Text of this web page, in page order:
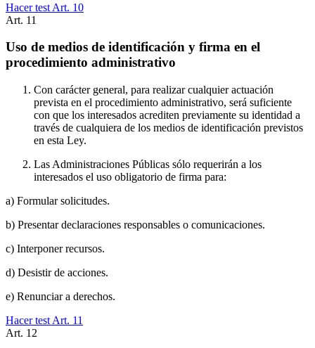
Hacer test Art. 10
Art. 11
Uso de medios de identificación y firma en el
procedimiento administrativo
Con carácter general, para realizar cualquier actuación
prevista en el procedimiento administrativo, será suficiente
con que los interesados acrediten previamente su identidad a
través de cualquiera de los medios de identificación previstos
en esta Ley.
Las Administraciones Públicas sólo requerirán a los
interesados el uso obligatorio de firma para:
a) Formular solicitudes.
b) Presentar declaraciones responsables o comunicaciones.
c) Interponer recursos.
d) Desistir de acciones.
e) Renunciar a derechos.
Hacer test Art. 11
Art. 12